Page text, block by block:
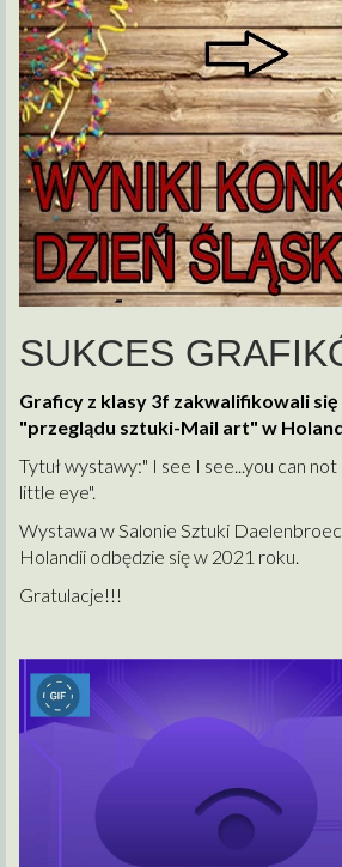
SUKCES
Graficy z klasy 3f zakwalifikowali się
"przeglądu sztuki-Mail art" w
Tytuł wystawy:" I see I see...you can
little eye".
Wystawa w Salonie Sztuki
Holandii odbędzie się w 2021 roku.
Gratulacje!!!